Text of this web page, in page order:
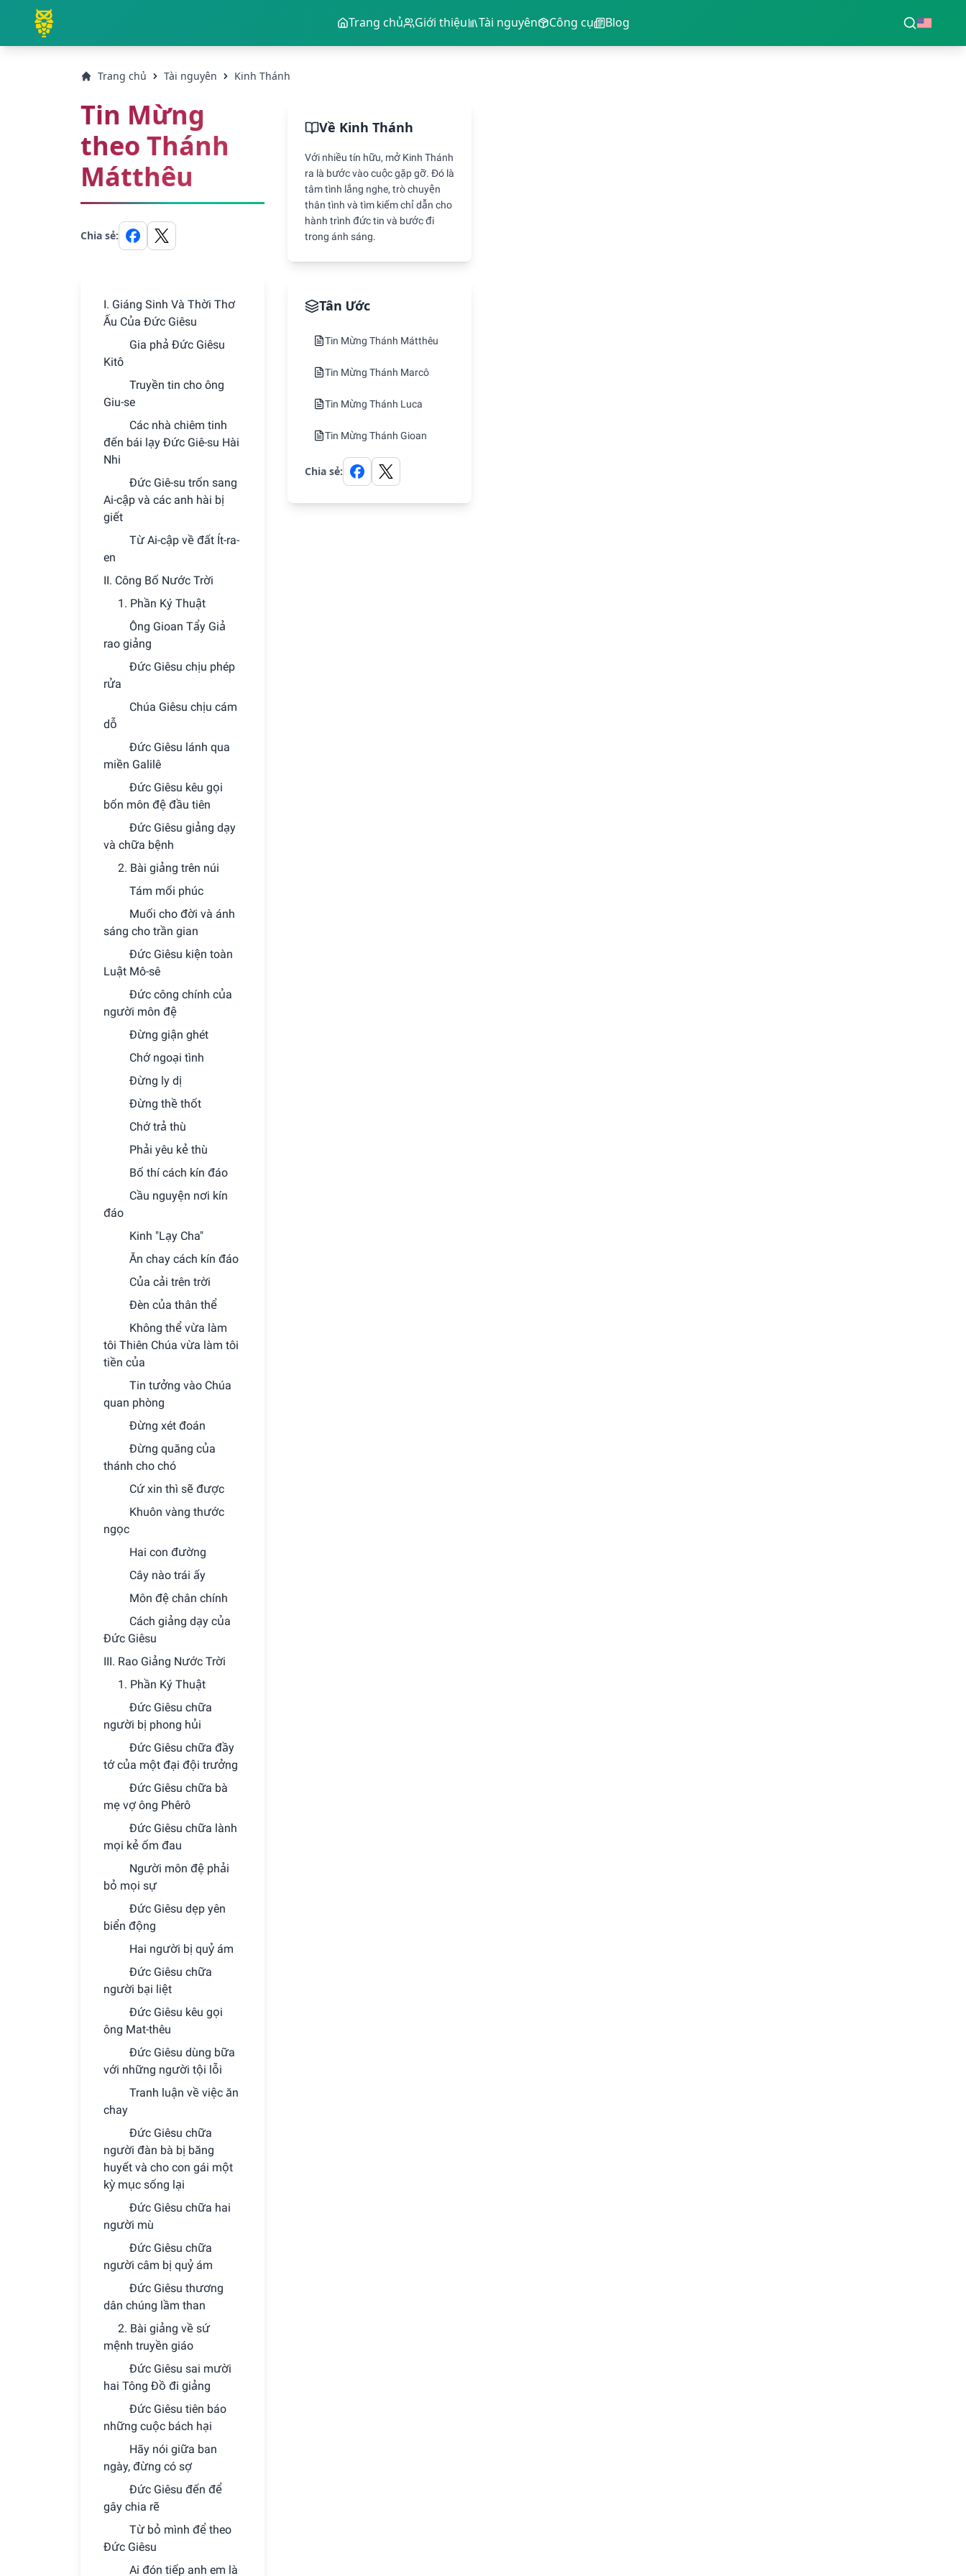
Trang chủ Giới thiệu Tài nguyên Công cụ Blog
Trang chủ Tài nguyên Kinh Thánh
Tin Mừng
theo Thánh
Mátthêu
Chia sẻ:
I. Giáng Sinh Và Thời Thơ
Ấu Của Ðức Giêsu
Gia phả Ðức Giêsu
Kitô
Truyền tin cho ông
Giu-se
Các nhà chiêm tinh
đến bái lạy Ðức Giê-su Hài
Nhi
Ðức Giê-su trốn sang
Ai-cập và các anh hài bị
giết
Từ Ai-cập về đất Ít-ra-
en
II. Công Bố Nước Trời
1. Phần Ký Thuật
Ông Gioan Tẩy Giả
rao giảng
Ðức Giêsu chịu phép
rửa
Chúa Giêsu chịu cám
dỗ
Ðức Giêsu lánh qua
miền Galilê
Ðức Giêsu kêu gọi
bốn môn đệ đầu tiên
Ðức Giêsu giảng dạy
và chữa bệnh
2. Bài giảng trên núi
Tám mối phúc
Muối cho đời và ánh
sáng cho trần gian
Ðức Giêsu kiện toàn
Luật Mô-sê
Ðức công chính của
người môn đệ
Ðừng giận ghét
Chớ ngoại tình
Ðừng ly dị
Ðừng thề thốt
Chớ trả thù
Phải yêu kẻ thù
Bố thí cách kín đáo
Cầu nguyện nơi kín
đáo
Kinh "Lạy Cha"
Ăn chay cách kín đáo
Của cải trên trời
Ðèn của thân thể
Không thể vừa làm
tôi Thiên Chúa vừa làm tôi
tiền của
Tin tưởng vào Chúa
quan phòng
Ðừng xét đoán
Ðừng quăng của
thánh cho chó
Cứ xin thì sẽ được
Khuôn vàng thước
ngọc
Hai con đường
Cây nào trái ấy
Môn đệ chân chính
Cách giảng dạy của
Ðức Giêsu
III. Rao Giảng Nước Trời
1. Phần Ký Thuật
Ðức Giêsu chữa
người bị phong hủi
Ðức Giêsu chữa đầy
tớ của một đại đội trưởng
Ðức Giêsu chữa bà
mẹ vợ ông Phêrô
Ðức Giêsu chữa lành
mọi kẻ ốm đau
Người môn đệ phải
bỏ mọi sự
Ðức Giêsu dẹp yên
biển động
Hai người bị quỷ ám
Ðức Giêsu chữa
người bại liệt
Ðức Giêsu kêu gọi
ông Mat-thêu
Ðức Giêsu dùng bữa
với những người tội lỗi
Tranh luận về việc ăn
chay
Ðức Giêsu chữa
người đàn bà bị băng
huyết và cho con gái một
kỳ mục sống lại
Ðức Giêsu chữa hai
người mù
Ðức Giêsu chữa
người câm bị quỷ ám
Ðức Giêsu thương
dân chúng lầm than
2. Bài giảng về sứ
mệnh truyền giáo
Ðức Giêsu sai mười
hai Tông Ðồ đi giảng
Ðức Giêsu tiên báo
những cuộc bách hại
Hãy nói giữa ban
ngày, đừng có sợ
Ðức Giêsu đến để
gây chia rẽ
Từ bỏ mình để theo
Ðức Giêsu
Ai đón tiếp anh em là
Về Kinh Thánh
Với nhiều tín hữu, mở Kinh Thánh
ra là bước vào cuộc gặp gỡ. Đó là
tâm tình lắng nghe, trò chuyện
thân tình và tìm kiếm chỉ dẫn cho
hành trình đức tin và bước đi
trong ánh sáng.
Tân Ước
Tin Mừng Thánh Mátthêu
Tin Mừng Thánh Marcô
Tin Mừng Thánh Luca
Tin Mừng Thánh Gioan
Chia sẻ: